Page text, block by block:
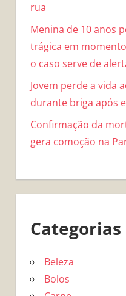
rua
Menina de 10 anos
trágica em
o caso serve de
Jovem perde a vida
durante briga após
Confirmação da
gera comoção na
Categorias
Beleza
Bolos